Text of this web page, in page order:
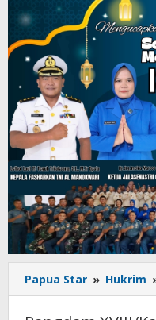
Papua Star » Hukrim